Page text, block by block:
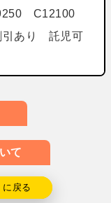
C12100
あり 託児可
て
戻る